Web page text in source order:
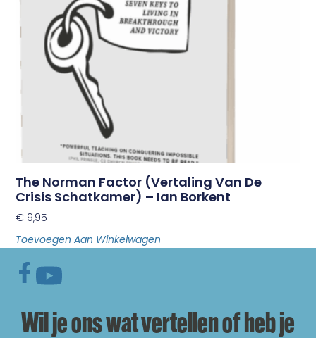
The Norman Factor (vertaling Van De
Crisis Schatkamer) – Ian Borkent
€ 9,95
Toevoegen Aan Winkelwagen
Wil je ons wat vertellen of heb je